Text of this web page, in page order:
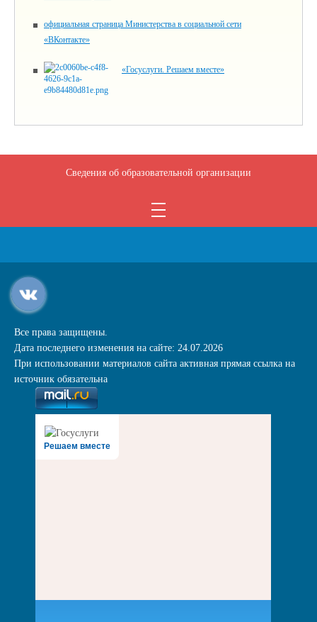
официальная страница Министерства в социальной сети
«ВКонтакте»
«Госуслуги. Решаем вместе»
Сведения об образовательной организации
Все права защищены.
Дата последнего изменения на сайте: 24.07.2026
При использовании материалов сайта активная прямая ссылка на
источник обязательна
Решаем вместе